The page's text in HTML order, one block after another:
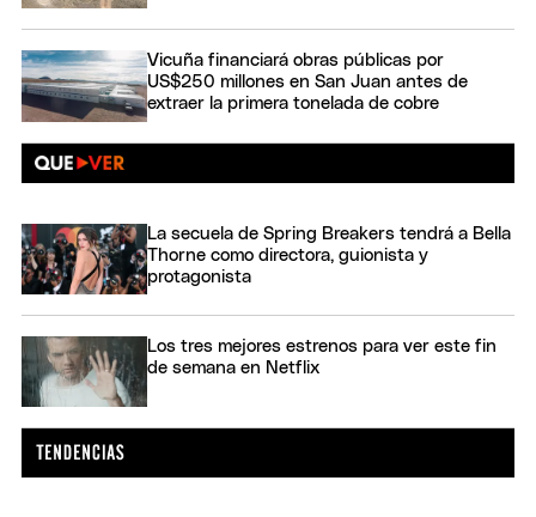
Vicuña financiará obras públicas por
US$250 millones en San Juan antes de
extraer la primera tonelada de cobre
La secuela de Spring Breakers tendrá a Bella
Thorne como directora, guionista y
protagonista
Los tres mejores estrenos para ver este fin
de semana en Netflix